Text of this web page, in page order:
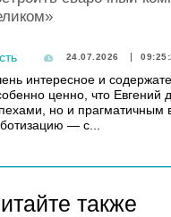
24.07.2026
интересное и
ценно, что Евгений
но и прагматичным
— с...
также